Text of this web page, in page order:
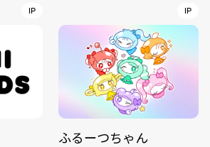
IP IP
ふるーつちゃん